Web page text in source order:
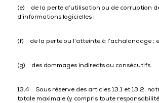
(e) de la perte d’utilisation ou de corruption
d’informations logicielles ;
(f) de la perte ou l’atteinte à l’achalandage ;
(g) des dommages indirects ou consécutifs.
13.4 Sous réserve des articles 13.1 et 13.2,
totale maximale (y compris toute